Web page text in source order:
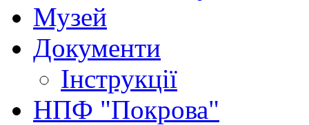
Музей
Документи
Інструкції
НПФ "Покрова"